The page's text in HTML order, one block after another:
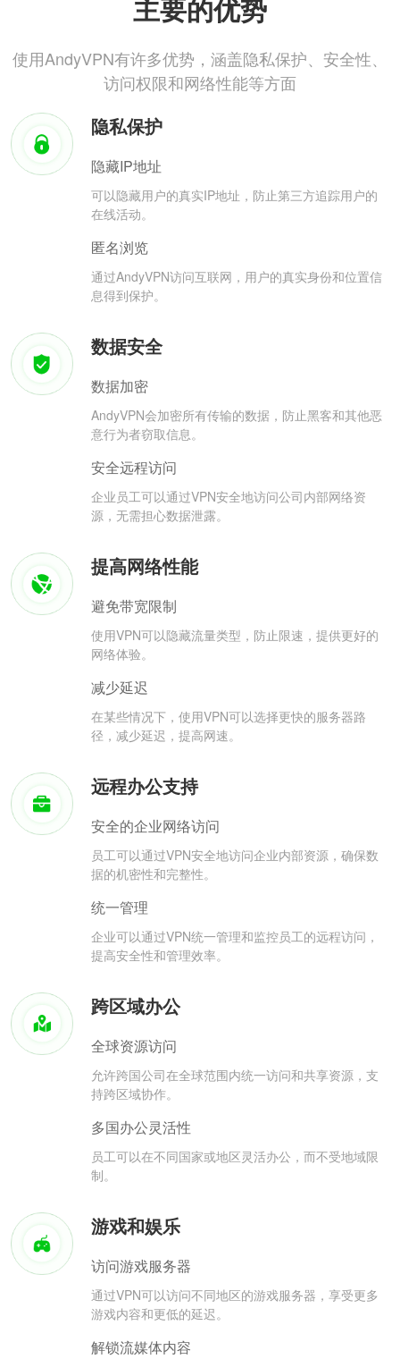
主要的优势
使用AndyVPN有许多优势，涵盖隐私保护、安全性、
访问权限和网络性能等方面
隐私保护
隐藏IP地址
可以隐藏用户的真实IP地址，防止第三方追踪用户的
在线活动。
匿名浏览
通过AndyVPN访问互联网，用户的真实身份和位置信
息得到保护。
数据安全
数据加密
AndyVPN会加密所有传输的数据，防止黑客和其他恶
意行为者窃取信息。
安全远程访问
企业员工可以通过VPN安全地访问公司内部网络资
源，无需担心数据泄露。
提高网络性能
避免带宽限制
使用VPN可以隐藏流量类型，防止限速，提供更好的
网络体验。
减少延迟
在某些情况下，使用VPN可以选择更快的服务器路
径，减少延迟，提高网速。
远程办公支持
安全的企业网络访问
员工可以通过VPN安全地访问企业内部资源，确保数
据的机密性和完整性。
统一管理
企业可以通过VPN统一管理和监控员工的远程访问，
提高安全性和管理效率。
跨区域办公
全球资源访问
允许跨国公司在全球范围内统一访问和共享资源，支
持跨区域协作。
多国办公灵活性
员工可以在不同国家或地区灵活办公，而不受地域限
制。
游戏和娱乐
访问游戏服务器
通过VPN可以访问不同地区的游戏服务器，享受更多
游戏内容和更低的延迟。
解锁流媒体内容